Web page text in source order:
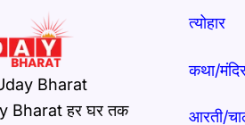
Bharat
Bharat हर घर तक
त्योहार
कथा/
आरती/